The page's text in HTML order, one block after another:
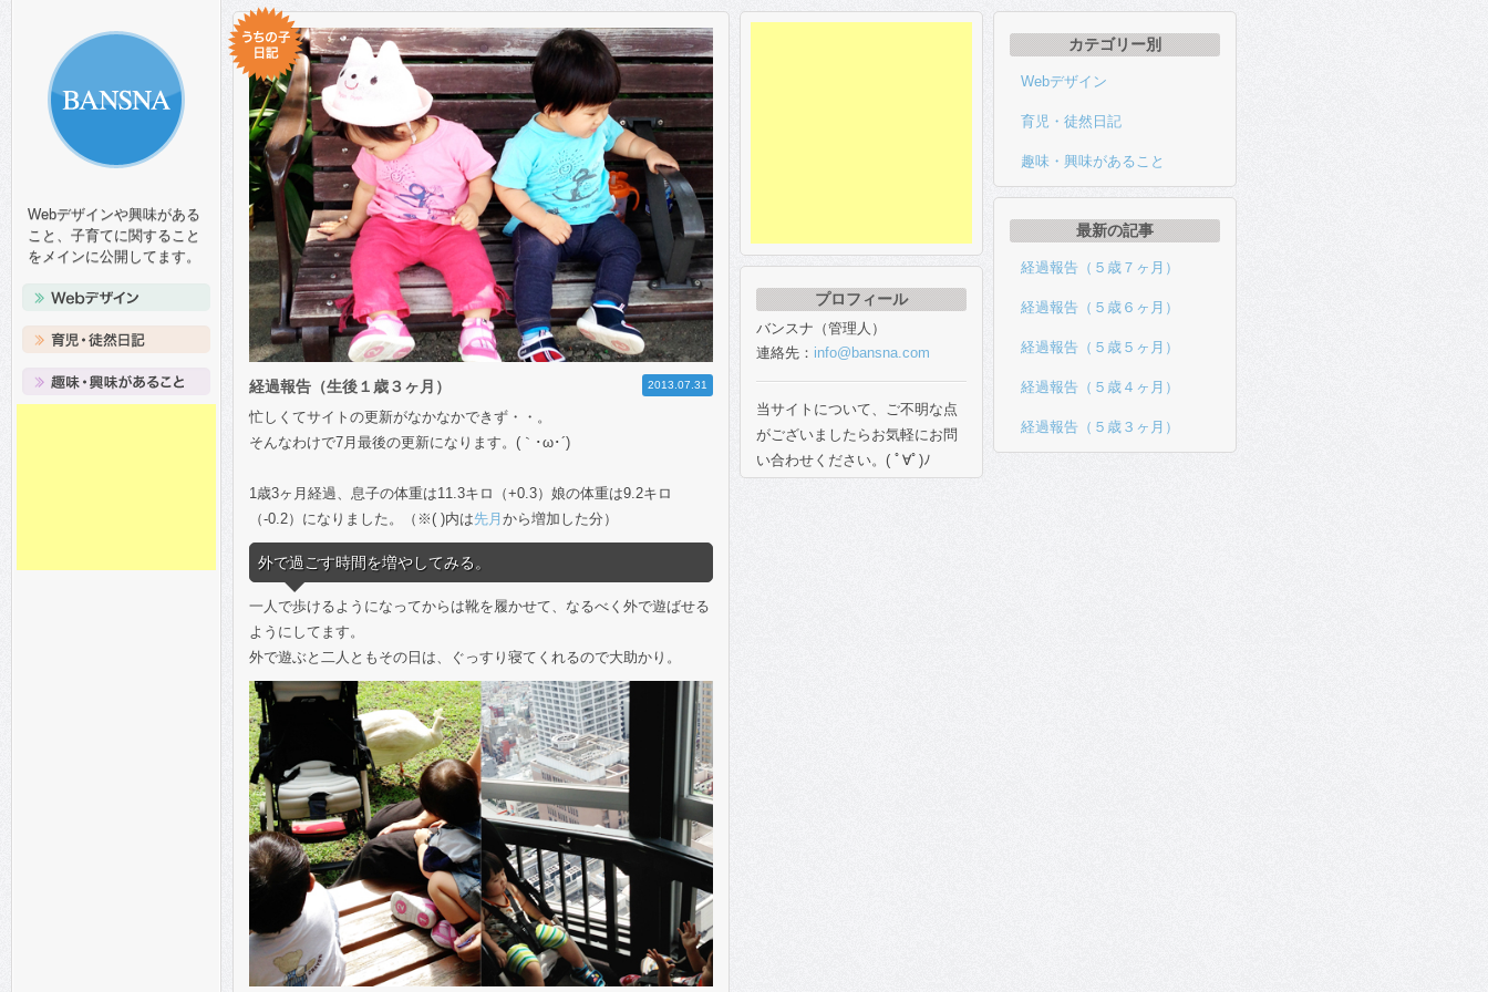
Webデザインや興味がある
こと、子育てに関すること
をメインに公開してます。
2013.07.31
経過報告（生後１歳３ヶ月）
忙しくてサイトの更新がなかなかできず・・。
そんなわけで7月最後の更新になります。(｀･ω･´)
1歳3ヶ月経過、息子の体重は11.3キロ（+0.3）娘の体重は9.2キロ
（-0.2）になりました。（※( )内は先月 から増加した分）
外で過ごす時間を増やしてみる。
一人で歩けるようになってからは靴を履かせて、なるべく外で遊ばせる
ようにしてます。
外で遊ぶと二人ともその日は、ぐっすり寝てくれるので大助かり。
カテゴリー別
Webデザイン
育児・徒然日記
趣味・興味があること
最新の記事
経過報告（５歳７ヶ月）
経過報告（５歳６ヶ月）
経過報告（５歳５ヶ月）
経過報告（５歳４ヶ月）
経過報告（５歳３ヶ月）
プロフィール
バンスナ（管理人）
連絡先： info@bansna.com
当サイトについて、ご不明な点
がございましたらお気軽にお問
い合わせください。( ﾟ∀ﾟ)ﾉ